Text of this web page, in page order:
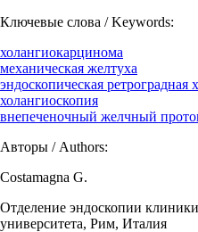
Ключевые слова / Keywords:
холангиокарцинома
механическая желтуха
эндоскопическая ретроградная
холангиоскопия
внепеченочный желчный
Авторы / Authors:
Costamagna G.
Отделение эндоскопии
университета, Рим, Италия